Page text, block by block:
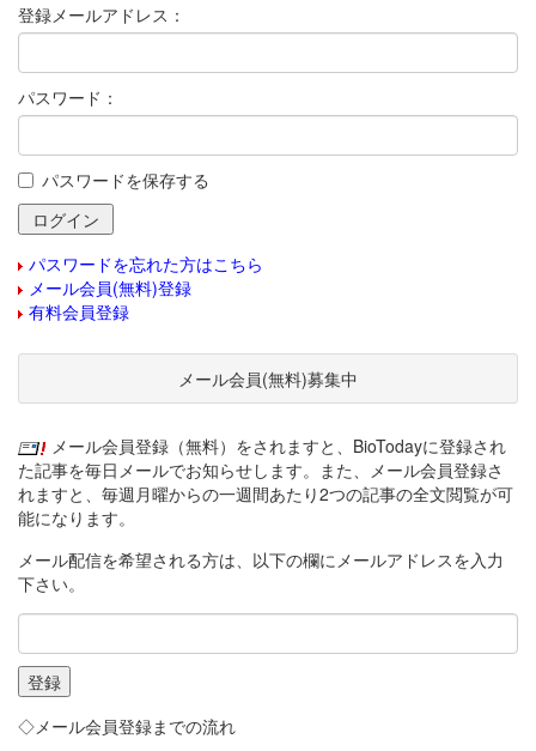
登録メールアドレス：
パスワード：
パスワードを保存する
パスワードを忘れた方はこちら
メール会員(無料)登録
有料会員登録
メール会員(無料)募集中
メール会員登録（無料）をされますと、BioTodayに登録され
た記事を毎日メールでお知らせします。また、メール会員登録さ
れますと、毎週月曜からの一週間あたり2つの記事の全文閲覧が可
能になります。
メール配信を希望される方は、以下の欄にメールアドレスを入力
下さい。
◇メール会員登録までの流れ